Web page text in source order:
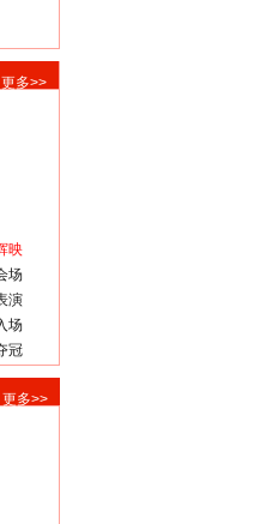
更多>>
映
场
演
场
冠
更多>>